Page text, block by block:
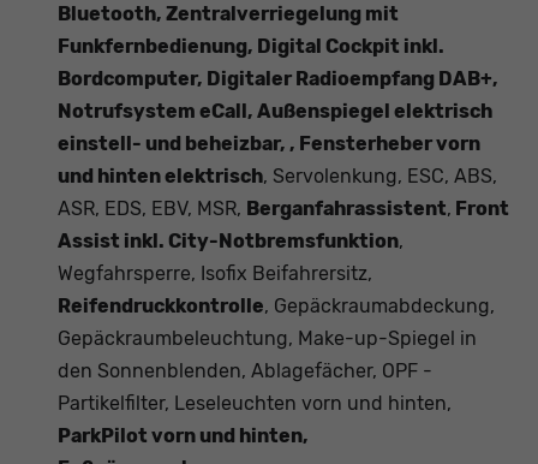
Bluetooth, Zentralverriegelung mit
Funkfernbedienung, Digital Cockpit inkl.
Bordcomputer, Digitaler Radioempfang DAB+,
Notrufsystem eCall, Außenspiegel elektrisch
einstell- und beheizbar, , Fensterheber vorn
und hinten elektrisch, Servolenkung, ESC, ABS,
ASR, EDS, EBV, MSR, Berganfahrassistent, Front
Assist inkl. City-Notbremsfunktion,
Wegfahrsperre, Isofix Beifahrersitz,
Reifendruckkontrolle, Gepäckraumabdeckung,
Gepäckraumbeleuchtung, Make-up-Spiegel in
den Sonnenblenden, Ablagefächer, OPF -
Partikelfilter, Leseleuchten vorn und hinten,
ParkPilot vorn und hinten,